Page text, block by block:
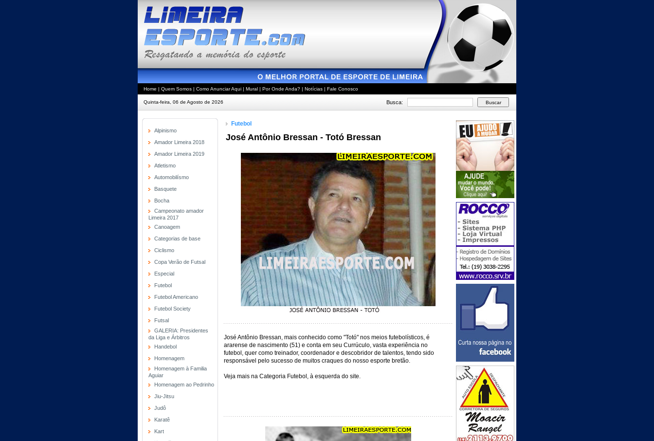
Home | Quem Somos | Como Anunciar Aqui | Mural | Por Onde Anda? | Notícias | Fale Conosco
Quinta-feira, 06 de Agosto de 2026 Busca:
Alpinismo
Amador Limeira 2018
Amador Limeira 2019
Atletismo
Automobilísmo
Basquete
Bocha
Campeonato amador
Limeira 2017
Canoagem
Categorias de base
Ciclismo
Copa Verão de Futsal
Especial
Futebol
Futebol Americano
Futebol Society
Futsal
GALERIA: Presidentes
da Liga e Árbitros
Handebol
Homenagem
Homenagem à Familia
Aguiar
Homenagem ao Pedrinho
Jiu-Jitsu
Judô
Karatê
Kart
Futebol
José Antônio Bressan - Totó Bressan
José Antônio Bressan, mais conhecido como "Totó" nos meios futebolísticos, é
ararense de nascimento (51) e conta em seu Currúculo, vasta experiência no
futebol, quer como treinador, coordenador e descobridor de talentos, tendo sido
responsável pelo sucesso de muitos craques do nosso esporte bretão.
Veja mais na Categoria Futebol, à esquerda do site.